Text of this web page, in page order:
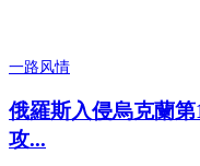
一路风情
俄羅斯入侵烏克蘭
攻...